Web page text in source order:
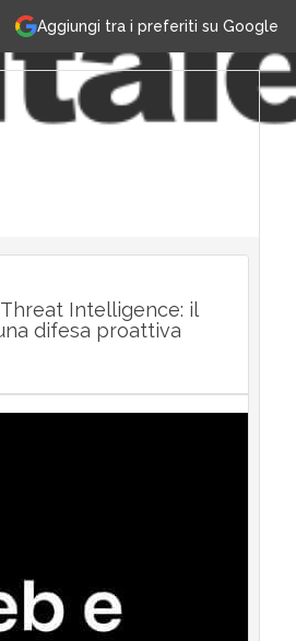
Aggiungi tra i preferiti su Google
Intelligence: il
difesa proattiva